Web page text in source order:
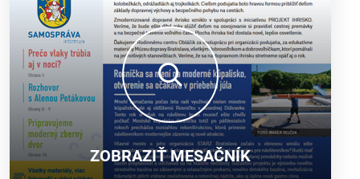
ZOBRAZIŤ MESAČNÍK